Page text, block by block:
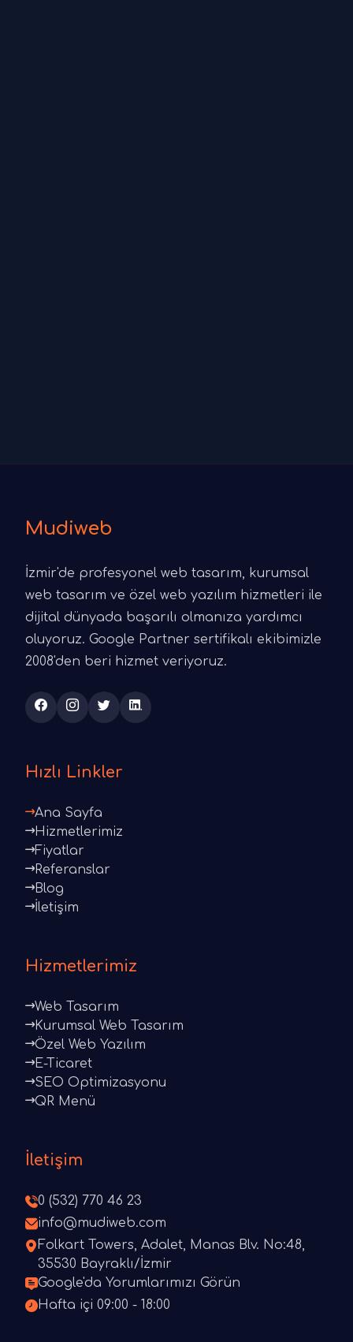
Mudiweb
İzmir'de profesyonel web tasarım, kurumsal
web tasarım ve özel web yazılım hizmetleri ile
dijital dünyada başarılı olmanıza yardımcı
oluyoruz. Google Partner sertifikalı ekibimizle
2008'den beri hizmet veriyoruz.
Hızlı Linkler
Ana Sayfa
Hizmetlerimiz
Fiyatlar
Referanslar
Blog
İletişim
Hizmetlerimiz
Web Tasarım
Kurumsal Web Tasarım
Özel Web Yazılım
E-Ticaret
SEO Optimizasyonu
QR Menü
İletişim
0 (532) 770 46 23
info@mudiweb.com
Folkart Towers, Adalet, Manas Blv. No:48,
35530 Bayraklı/İzmir
Google'da Yorumlarımızı Görün
Hafta içi 09:00 - 18:00